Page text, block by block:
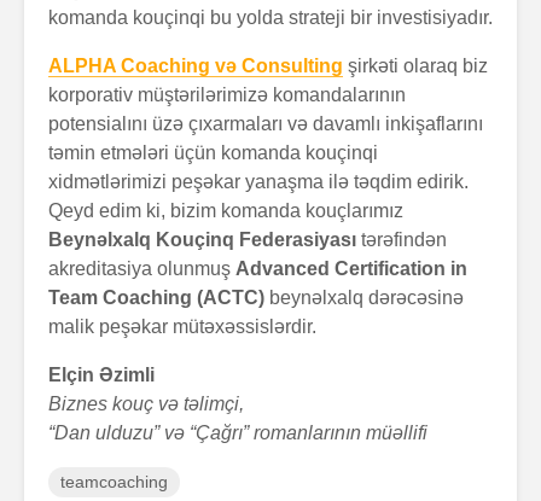
komanda kouçinqi bu yolda strateji bir investisiyadır.
ALPHA Coaching və Consulting şirkəti olaraq biz
korporativ müştərilərimizə komandalarının
potensialını üzə çıxarmaları və davamlı inkişaflarını
təmin etmələri üçün komanda kouçinqi
xidmətlərimizi peşəkar yanaşma ilə təqdim edirik.
Qeyd edim ki, bizim komanda kouçlarımız
Beynəlxalq Kouçinq Federasiyası tərəfindən
akreditasiya olunmuş Advanced Certification in
Team Coaching (ACTC) beynəlxalq dərəcəsinə
malik peşəkar mütəxəssislərdir.
Elçin Əzimli
Biznes kouç və təlimçi,
“Dan ulduzu” və “Çağrı” romanlarının müəllifi
teamcoaching